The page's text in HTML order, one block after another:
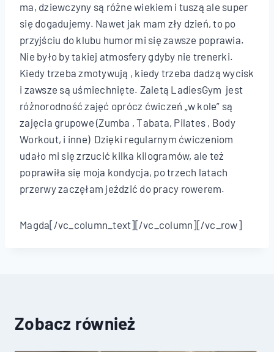
ma, dziewczyny są różne wiekiem i tuszą ale super
się dogadujemy. Nawet jak mam zły dzień, to po
przyjściu do klubu humor mi się zawsze poprawia.
Nie było by takiej atmosfery gdyby nie trenerki.
Kiedy trzeba zmotywują , kiedy trzeba dadzą wycisk
i zawsze są uśmiechnięte. Zaletą LadiesGym jest
różnorodność zajęć oprócz ćwiczeń „w kole” są
zajęcia grupowe (Zumba , Tabata, Pilates , Body
Workout, i inne) Dzięki regularnym ćwiczeniom
udało mi się zrzucić kilka kilogramów, ale też
poprawiła się moja kondycja, po trzech latach
przerwy zaczęłam jeździć do pracy rowerem.
Magda[/vc_column_text][/vc_column][/vc_row]
Zobacz również